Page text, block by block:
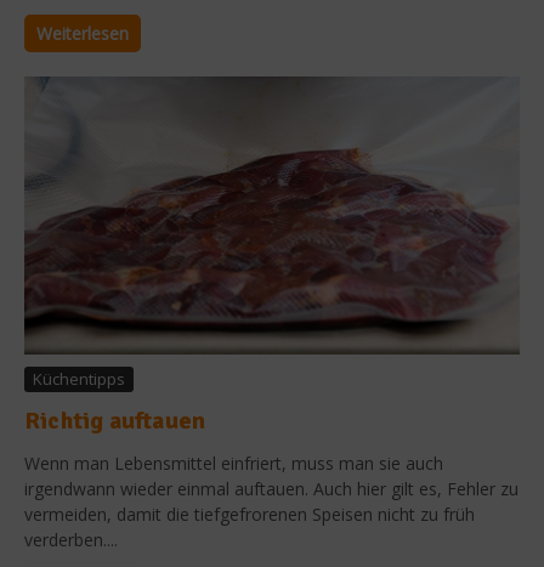
Weiterlesen
Küchentipps
Richtig auftauen
Wenn man Lebensmittel einfriert, muss man sie auch
irgendwann wieder einmal auftauen. Auch hier gilt es, Fehler zu
vermeiden, damit die tiefgefrorenen Speisen nicht zu früh
verderben....